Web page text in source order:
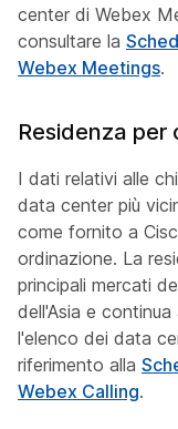
center di Webex
consultare la
Webex Meetings.
Residenza per
I dati relativi alle
data center più
come fornito a
ordinazione. La
principali mercati
dell'Asia e
l'elenco dei data
riferimento alla
Webex Calling.